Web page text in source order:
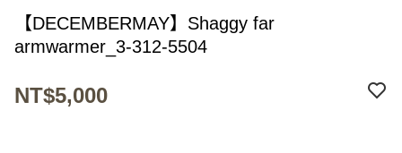
【DECEMBERMAY】Shaggy far
armwarmer_3-312-5504
NT$5,000